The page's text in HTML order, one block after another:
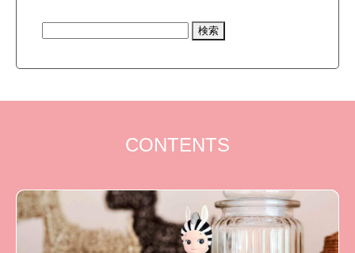
CONTENTS